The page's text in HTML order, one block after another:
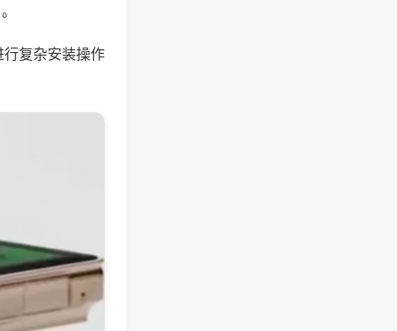
复杂安装操作